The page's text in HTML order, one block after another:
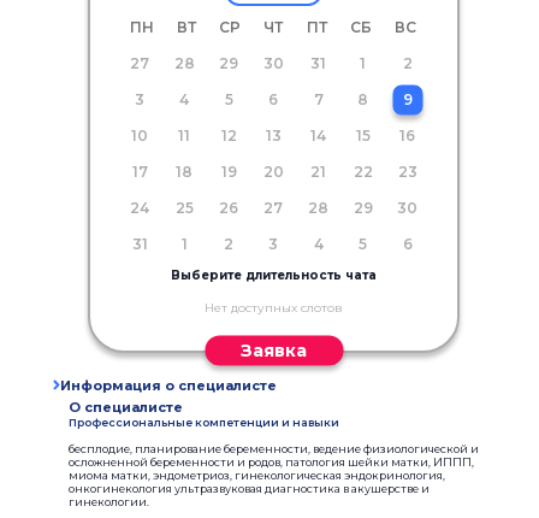
ПН ВТ СР ЧТ ПТ СБ
ВС
27
28 29 30 31 1
2
3
4 5 6 7 8
9
10
11 12 13 14 15
16
17
18 19 20 21 22
23
24
25 26 27 28 29
30
31
1 2 3 4 5 6
Выберите длительность чата
Нет доступных слотов
Заявка
Информация о специалисте
О специалисте
Профессиональные компетенции и навыки
бесплодие, планирование беременности, ведение физиологической и
осложненной беременности и родов, патология шейки матки, ИППП,
миома матки, эндометриоз, гинекологическая эндокринология,
онкогинекология ультразвуковая диагностика в акушерстве и
гинекологии.